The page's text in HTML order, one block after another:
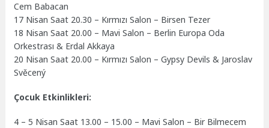
Cem Babacan
17 Nisan Saat 20.30 – Kırmızı Salon – Birsen Tezer
18 Nisan Saat 20.00 – Mavi Salon – Berlin Europa Oda
Orkestrası & Erdal Akkaya
20 Nisan Saat 20.00 – Kırmızı Salon – Gypsy Devils & Jaroslav
Svěcený
Çocuk Etkinlikleri:
4 – 5 Nisan Saat 13.00 – 15.00 – Mavi Salon – Bir Bilmecem